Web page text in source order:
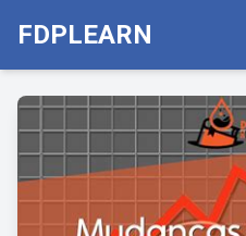
FDPLEARN